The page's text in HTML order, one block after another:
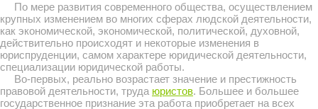
По мере развития современного общества, осуществлением
крупных изменением во многих сферах людской деятельности,
как экономической, экономической, политической, духовной,
действительно происходят и некоторые изменения в
юриспруденции, самом характере юридической деятельности,
специализации юридической работы.
Во-первых, реально возрастает значение и престижность
правовой деятельности, труда юристов. Большее и большее
государственное признание эта работа приобретает на всех